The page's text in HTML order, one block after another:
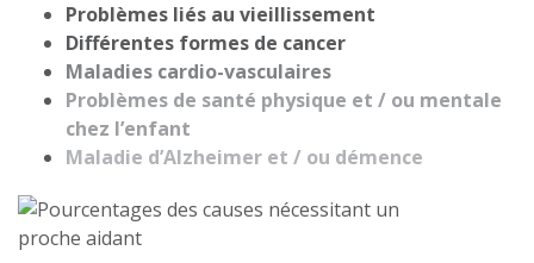
Problèmes liés au vieillissement
Différentes formes de cancer
Maladies cardio-vasculaires
Problèmes de santé physique et / ou mentale
chez l’enfant
Maladie d’Alzheimer et / ou démence